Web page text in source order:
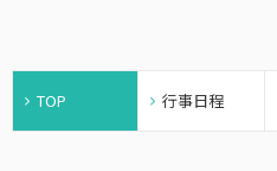
TOP 行事日程